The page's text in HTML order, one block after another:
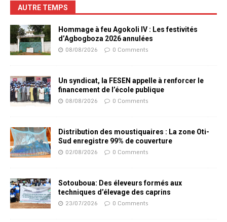
AUTRE TEMPS
Hommage à feu Agokoli IV : Les festivités
d’Agbogboza 2026 annulées
08/08/2026 0 Comments
Un syndicat, la FESEN appelle à renforcer le
financement de l’école publique
08/08/2026 0 Comments
Distribution des moustiquaires : La zone Oti-
Sud enregistre 99% de couverture
02/08/2026 0 Comments
Sotouboua: Des éleveurs formés aux
techniques d’élevage des caprins
23/07/2026 0 Comments